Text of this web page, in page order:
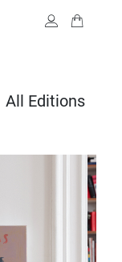
All Editions